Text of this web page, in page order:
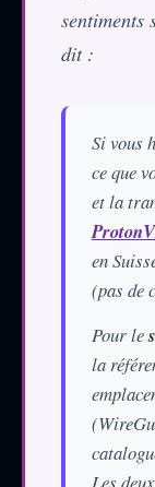
sentiments
dit :
Si vous
ce que
et la
en
(pas de
Pour le
la
Les